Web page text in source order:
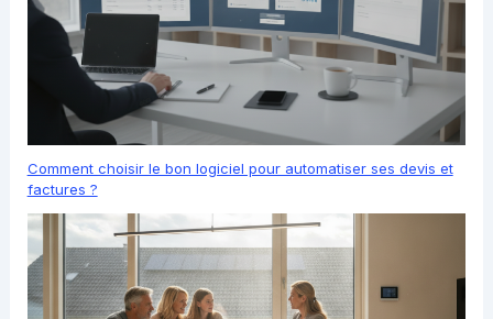
Comment choisir le bon logiciel pour automatiser ses devis et
factures ?